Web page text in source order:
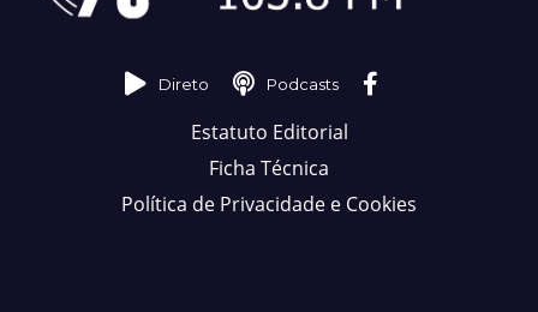
Direto Podcasts
Estatuto Editorial
Ficha Técnica
Política de Privacidade e Cookies